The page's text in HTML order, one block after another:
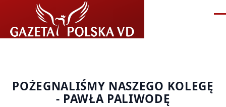
Przejdź do treści
POŻEGNALIŚMY NASZEGO KOLEGĘ
- PAWŁA PALIWODĘ